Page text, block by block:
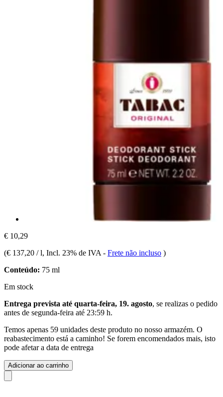
€ 10,29
(€ 137,20 / l, Incl. 23% de IVA - Frete não incluso )
Conteúdo: 75 ml
Em stock
Entrega prevista até quarta-feira, 19. agosto, se realizas o pedido
antes de segunda-feira até 23:59 h.
Temos apenas 59 unidades deste produto no nosso armazém. O
reabastecimento está a caminho! Se forem encomendados mais, isto
pode afetar a data de entrega
Adicionar ao carrinho